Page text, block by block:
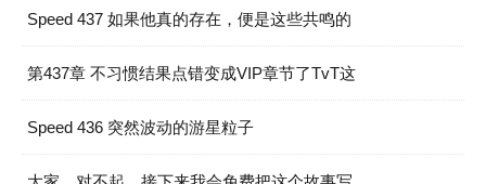
Speed 437 如果他真的存在，便是这些共鸣的
第437章 不习惯结果点错变成VIP章节了TvT这
Speed 436 突然波动的游星粒子